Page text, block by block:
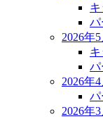
キ
パ
2026年
キ
パ
2026年
パ
2026年